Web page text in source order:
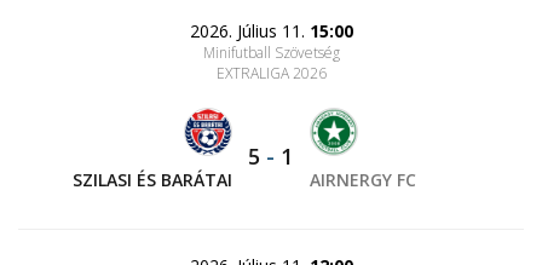
2026. Július 11. 15:00
Minifutball Szövetség
EXTRALIGA 2026
SZILASI ÉS BARÁTAI
5 - 1
AIRNERGY FC